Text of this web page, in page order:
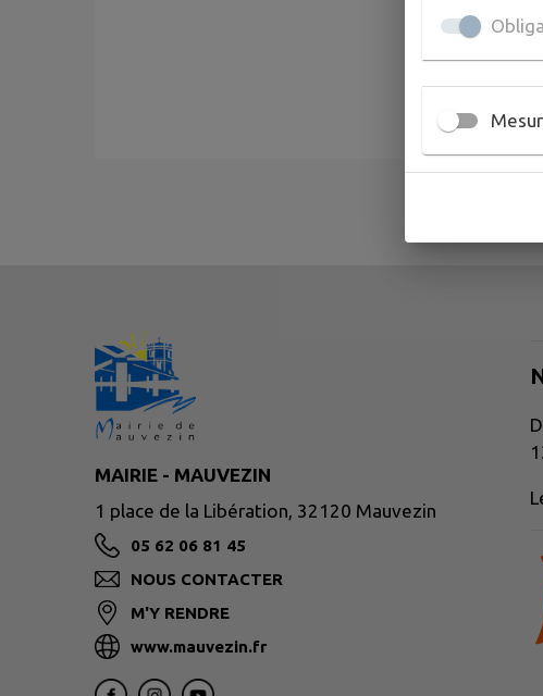
MAIRIE - MAUVEZIN
1 place de la Libération, 32120 Mauvezin
05 62 06 81 45
NOUS CONTACTER
M'Y RENDRE
www.mauvezin.fr